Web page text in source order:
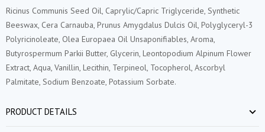
Ricinus Communis Seed Oil, Caprylic/Capric Triglyceride, Synthetic
Beeswax, Cera Carnauba, Prunus Amygdalus Dulcis Oil, Polyglyceryl-3
Polyricinoleate, Olea Europaea Oil Unsaponifiables, Aroma,
Butyrospermum Parkii Butter, Glycerin, Leontopodium Alpinum Flower
Extract, Aqua, Vanillin, Lecithin, Terpineol, Tocopherol, Ascorbyl
Palmitate, Sodium Benzoate, Potassium Sorbate.
PRODUCT DETAILS